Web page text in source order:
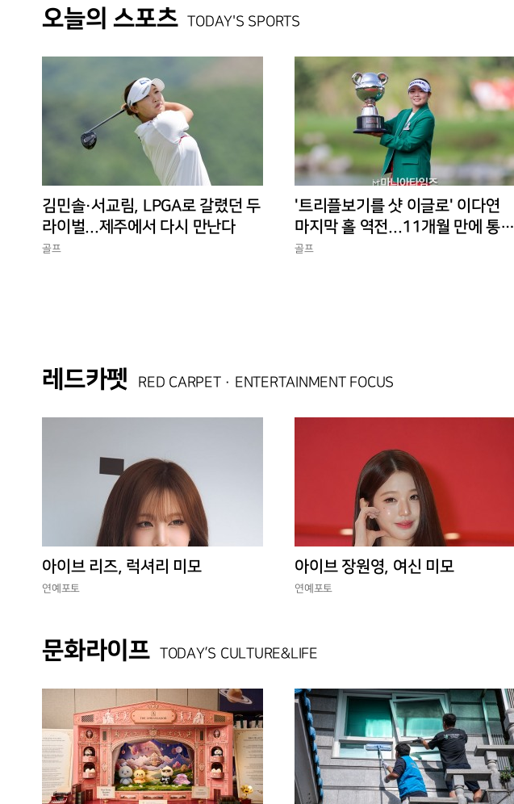
오늘의 스포츠 TODAY'S SPORTS
김민솔·서교림, LPGA로 갈렸던 두
라이벌...제주에서 다시 만난다
골프
'트리플보기를 샷 이글로' 이다연
마지막 홀 역전...11개월 만에 통산
10승 완성
골프
레드카펫 RED CARPET · ENTERTAINMENT FOCUS
아이브 리즈, 럭셔리 미모
연예포토
아이브 장원영, 여신 미모
연예포토
문화라이프 TODAY’S CULTURE&LIFE